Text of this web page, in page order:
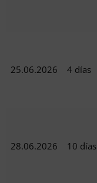
25.06.2026 4 días
28.06.2026 10 días